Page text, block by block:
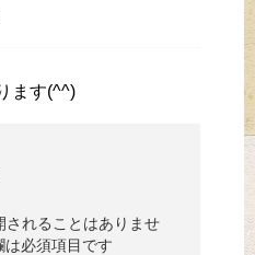
ます(^^)
されることはありませ
必須項目です